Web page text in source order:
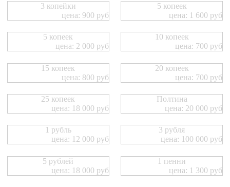
3 копейки
цена: 900 руб
5 копеек
цена: 1 600 руб
5 копеек
цена: 2 000 руб
10 копеек
цена: 700 руб
15 копеек
цена: 800 руб
20 копеек
цена: 700 руб
25 копеек
цена: 18 000 руб
Полтина
цена: 20 000 руб
1 рубль
цена: 12 000 руб
3 рубля
цена: 100 000 руб
5 рублей
цена: 18 000 руб
1 пенни
цена: 1 300 руб